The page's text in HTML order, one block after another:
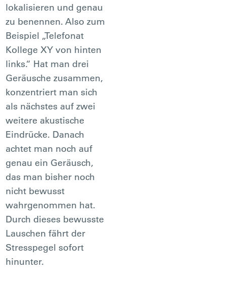
lokalisieren und genau
zu benennen. Also zum
Beispiel „Telefonat
Kollege XY von hinten
links.“ Hat man drei
Geräusche zusammen,
konzentriert man sich
als nächstes auf zwei
weitere akustische
Eindrücke. Danach
achtet man noch auf
genau ein Geräusch,
das man bisher noch
nicht bewusst
wahrgenommen hat.
Durch dieses bewusste
Lauschen fährt der
Stresspegel sofort
hinunter.